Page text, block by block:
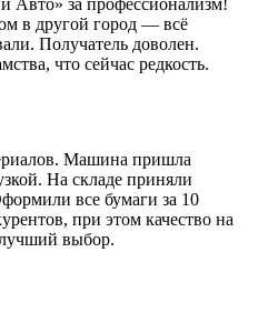
Авто» за профессионализм!
в другой город — всё
Получатель доволен.
что сейчас редкость.
Машина пришла
На складе приняли
все бумаги за 10
при этом качество на
выбор.